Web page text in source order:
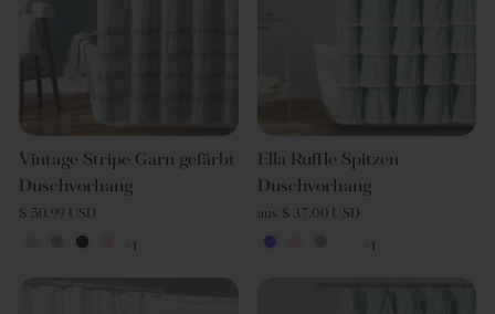
Vintage Stripe Garn gefärbt
Duschvorhang
$ 50.99 USD
Ella Ruffle Spitzen
Duschvorhang
aus $ 37.00 USD